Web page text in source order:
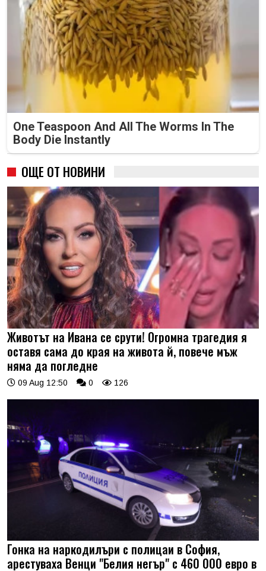
One Teaspoon And All The Worms In The
Body Die Instantly
ОЩЕ ОТ НОВИНИ
Животът на Ивана се срути! Огромна трагедия я
оставя сама до края на живота й, повече мъж
няма да погледне
09 Aug 12:50 0 126
Гонка на наркодилъри с полицаи в София,
арестуваха Венци "Белия негър" с 460 000 евро в